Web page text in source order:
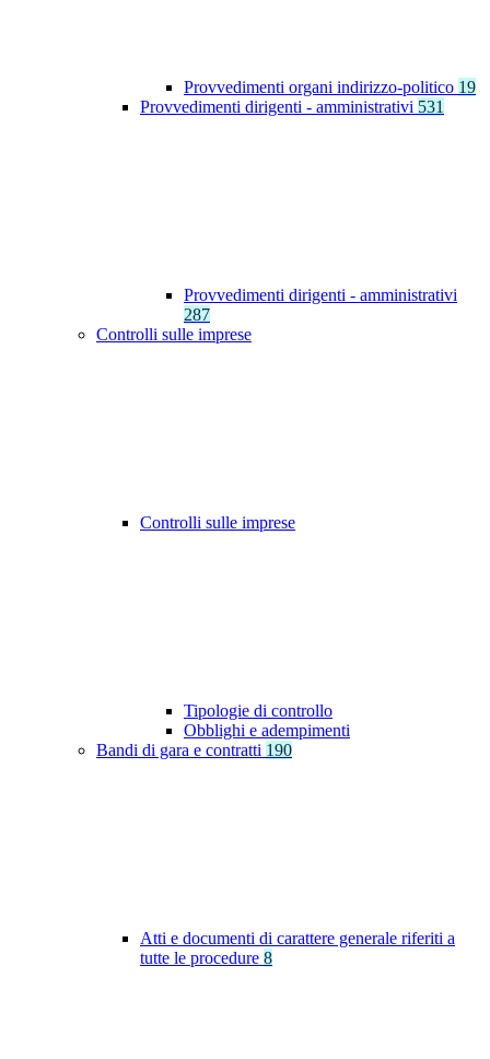
Provvedimenti organi indirizzo-politico 19
Provvedimenti dirigenti - amministrativi 531
Provvedimenti dirigenti - amministrativi
287
Controlli sulle imprese
Controlli sulle imprese
Tipologie di controllo
Obblighi e adempimenti
Bandi di gara e contratti 190
Atti e documenti di carattere generale riferiti a
tutte le procedure 8